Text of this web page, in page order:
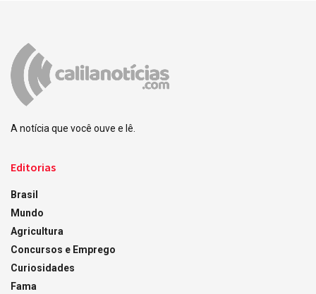
A notícia que você ouve e lê.
Editorias
Brasil
Mundo
Agricultura
Concursos e Emprego
Curiosidades
Fama